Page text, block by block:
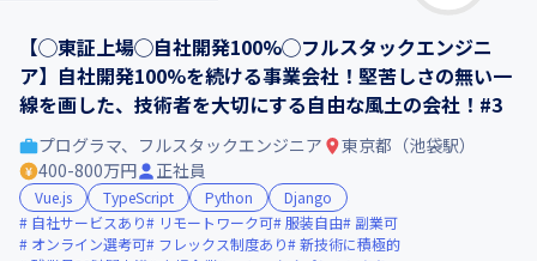
【◯東証上場◯自社開発100%◯フルスタックエンジニ
ア】自社開発100%を続ける事業会社！堅苦しさの無い一
線を画した、技術者を大切にする自由な風土の会社！#3
プログラマ、フルスタックエンジニア
東京都（池袋駅）
400-800万円
正社員
Vue.js TypeScript Python
Django
自社サービスあり
リモートワーク可 服装自由
副業可
オンライン選考可
フレックス制度あり
新技術に積極的